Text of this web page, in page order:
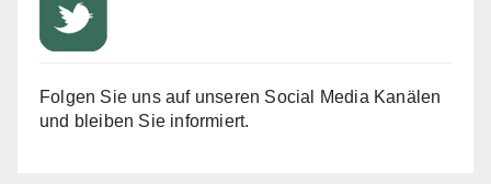
Folgen Sie uns auf unseren Social Media Kanälen
und bleiben Sie informiert.